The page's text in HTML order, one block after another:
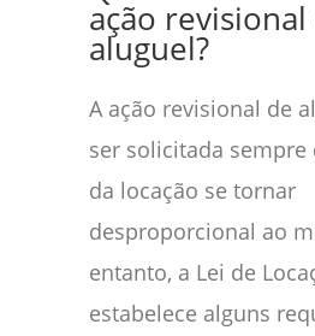
ação revisional
aluguel?
A ação revisional de
ser solicitada sempre
da locação se tornar
desproporcional ao
entanto, a Lei de
estabelece alguns